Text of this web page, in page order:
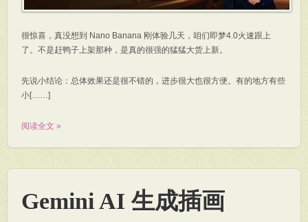
很惊喜，真没想到 Nano Banana 刚体验几天，咱们即梦4.0火速跟上
了。不是赶鸭子上架那种，是真的很强的猛猛大货上新。
先说小结论：总体效果还是很不错的，进步很大也很方便。有的地方有些
小[……]
阅读全文 »
Gemini AI 生成插画